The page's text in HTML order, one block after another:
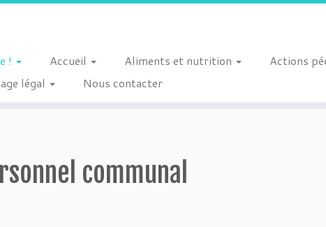
! Accueil Aliments et nutrition Actions
légal
Nous contacter
communal